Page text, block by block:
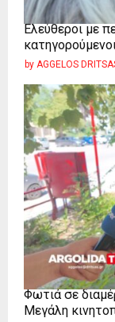
Ελεύθεροι με
by AGGELOS
Φωτιά σε
Μεγάλη